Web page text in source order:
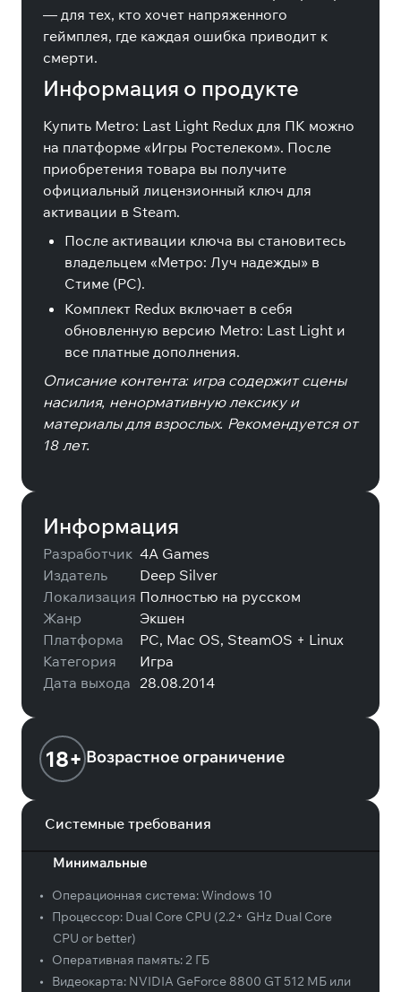
— для тех, кто хочет напряженного
геймплея, где каждая ошибка приводит к
смерти.
Информация о продукте
Купить Metro: Last Light Redux для ПК можно
на платформе «Игры Ростелеком». После
приобретения товара вы получите
официальный лицензионный ключ для
активации в Steam.
После активации ключа вы становитесь
владельцем «Метро: Луч надежды» в
Стиме (PC).
Комплект Redux включает в себя
обновленную версию Metro: Last Light и
все платные дополнения.
Описание контента: игра содержит сцены
насилия, ненормативную лексику и
материалы для взрослых. Рекомендуется от
18 лет.
Информация
Разработчик 4A Games
Издатель
Deep Silver
Локализация Полностью на русском
Жанр
Экшен
Платформа
PC, Mac OS, SteamOS + Linux
Категория
Игра
Дата выхода 28.08.2014
18+ Возрастное ограничение
Системные требования
Минимальные
• Операционная система:Windows 10
•
Процессор: Dual Core CPU (2.2+ GHz Dual Core
CPU or better)
•
Оперативная память:2 ГБ
•
Видеокарта: NVIDIA GeForce 8800 GT 512 МБ или